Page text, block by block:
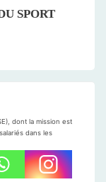
SPORT
dont la mission est
dans les